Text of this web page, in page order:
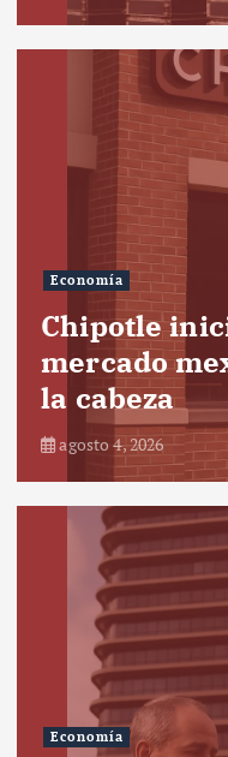
Economía
Chipotle
mercado
la cabeza
agosto 4, 2026
Economía